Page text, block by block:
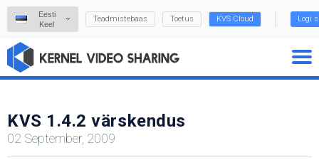
Eesti
Keel
Teadmistebaas Toetus KVS Cloud Logi
KVS 1.4.2 värskendus
02 September, 2009